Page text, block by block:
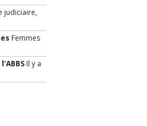
et j’ai
judiciaire,
Femmes
Il y a